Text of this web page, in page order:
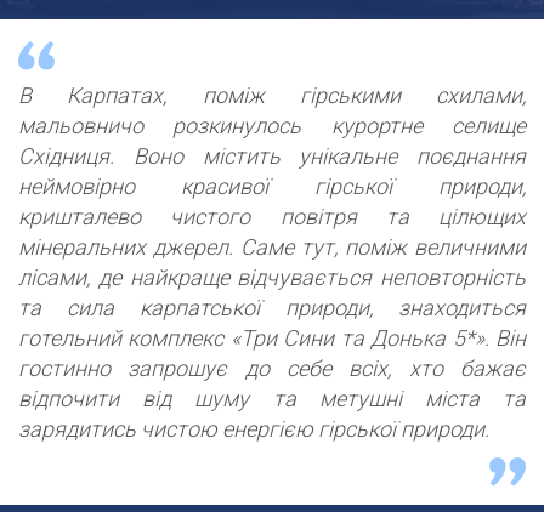
В Карпатах, поміж гірськими схилами,
мальовничо розкинулось курортне селище
Східниця. Воно містить унікальне поєднання
неймовірно красивої гірської природи,
кришталево чистого повітря та цілющих
мінеральних джерел. Саме тут, поміж величними
лісами, де найкраще відчувається неповторність
та сила карпатської природи, знаходиться
готельний комплекс «Три Сини та Донька 5*». Він
гостинно запрошує до себе всіх, хто бажає
відпочити від шуму та метушні міста та
зарядитись чистою енергією гірської природи.